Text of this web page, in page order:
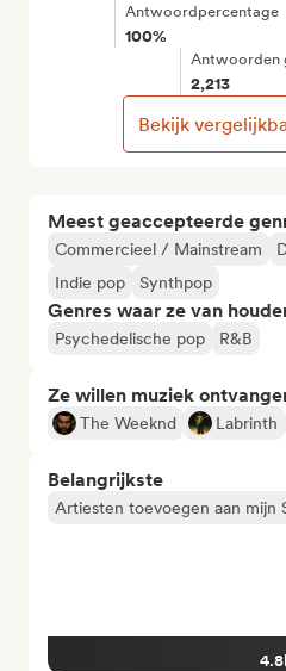
Meest geaccepteerde
Commercieel / Mainstream
Indie pop
Synthpop
Genres waar ze van
Psychedelische pop R&B
Ze willen muziek
The Weeknd Labrinth
Belangrijkste
Artiesten toevoegen aan mijn
Antwoordpercentage
100%
Antwoorden
2,213
Bekijk